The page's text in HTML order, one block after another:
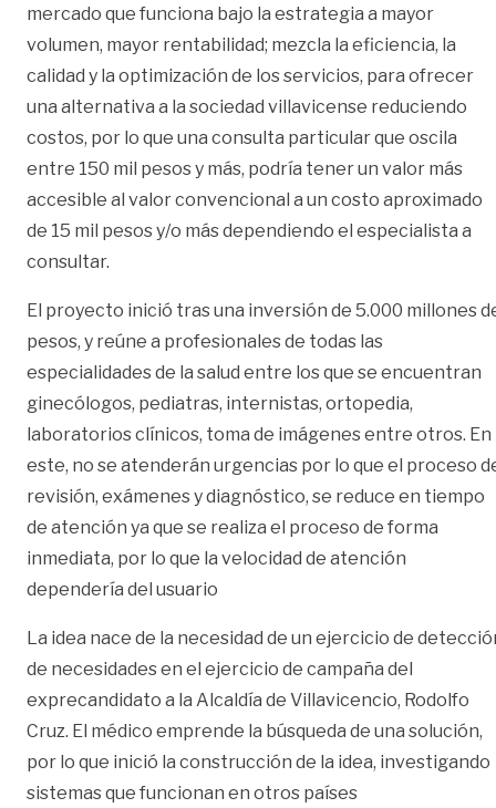
mercado que funciona bajo la estrategia a mayor
volumen, mayor rentabilidad; mezcla la eficiencia, la
calidad y la optimización de los servicios, para ofrecer
una alternativa a la sociedad villavicense reduciendo
costos, por lo que una consulta particular que oscila
entre 150 mil pesos y más, podría tener un valor más
accesible al valor convencional a un costo aproximado
de 15 mil pesos y/o más dependiendo el especialista a
consultar.
El proyecto inició tras una inversión de 5.000 millones
pesos, y reúne a profesionales de todas las
especialidades de la salud entre los que se encuentran
ginecólogos, pediatras, internistas, ortopedia,
laboratorios clínicos, toma de imágenes entre otros. En
este, no se atenderán urgencias por lo que el proceso
revisión, exámenes y diagnóstico, se reduce en tiempo
de atención ya que se realiza el proceso de forma
inmediata, por lo que la velocidad de atención
dependería del usuario
La idea nace de la necesidad de un ejercicio de
de necesidades en el ejercicio de campaña del
exprecandidato a la Alcaldía de Villavicencio, Rodolfo
Cruz. El médico emprende la búsqueda de una solución,
por lo que inició la construcción de la idea, investigando
sistemas que funcionan en otros países